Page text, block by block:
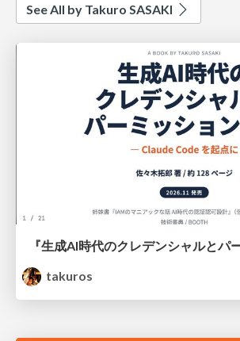
See All by Takuro SASAKI
takuros